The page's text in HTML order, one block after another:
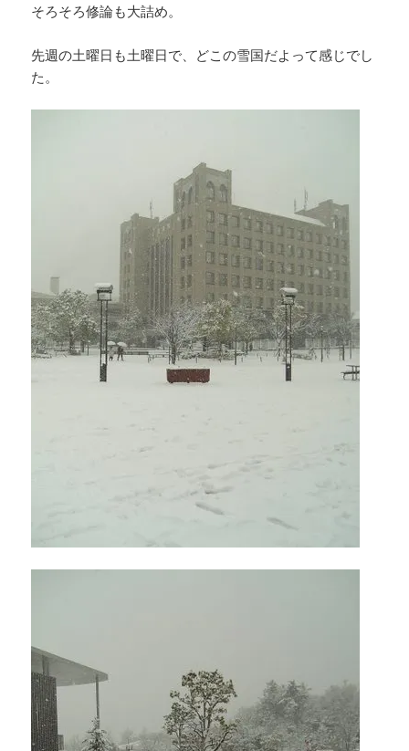
そろそろ修論も大詰め。
先週の土曜日も土曜日で、どこの雪国だよって感じでし
た。